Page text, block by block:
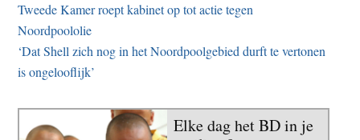
Tweede Kamer roept kabinet op tot actie tegen
Noordpoololie
‘Dat Shell zich nog in het Noordpoolgebied durft te vertonen
is ongelooflijk’
Elke dag het BD in je